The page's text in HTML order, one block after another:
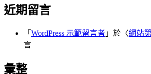
近期留言
「 WordPress 示範留言者 」於〈網站
言
彙整